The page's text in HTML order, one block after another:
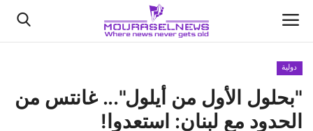
الأخبار
دولية
"بحلول الأول من أيلول"... غانتس من
الحدود مع لبنان: استعدوا!